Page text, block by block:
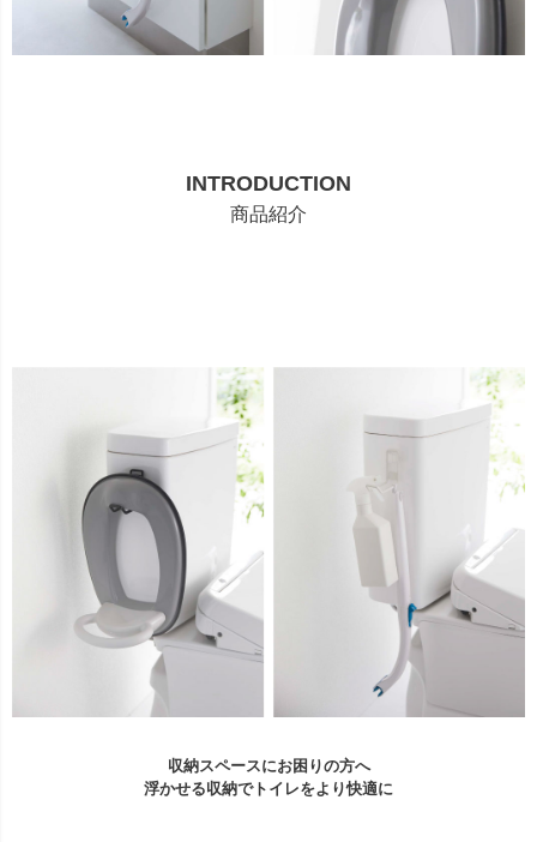
INTRODUCTION
商品紹介
収納スペースにお困りの方へ
浮かせる収納でトイレをより快適に